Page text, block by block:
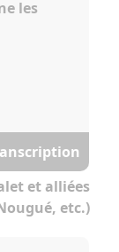
les
et alliées
etc.)